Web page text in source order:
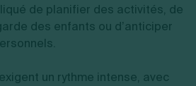
de planifier des activités, de
des enfants ou d’anticiper
un rythme intense, avec